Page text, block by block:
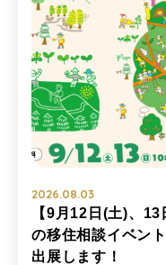
2026.08.03
【9月12日(土)、
の移住相談イベン
出展します！